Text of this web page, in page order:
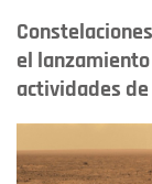
el
actividades